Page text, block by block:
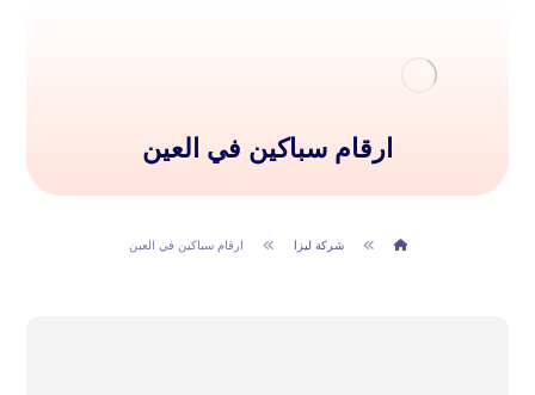
ارقام سباكين في العين
شركة ليزا ارقام سباكين في العين